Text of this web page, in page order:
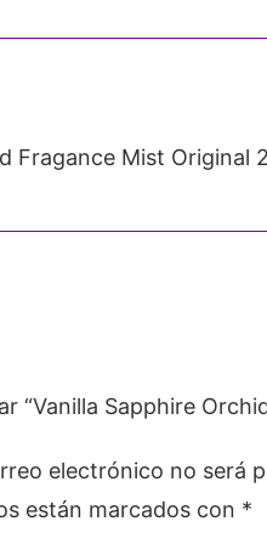
Fragance Mist Original
“Vanilla Sapphire
electrónico no será
están marcados con *